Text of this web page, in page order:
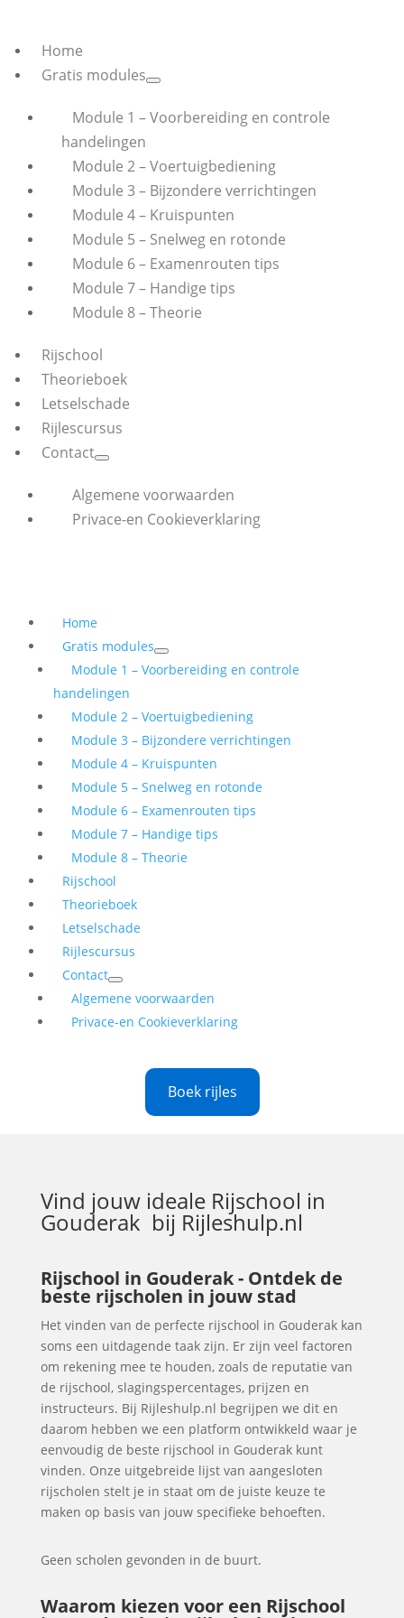
Home
Gratis modules
Module 1 – Voorbereiding en controle
handelingen
Module 2 – Voertuigbediening
Module 3 – Bijzondere verrichtingen
Module 4 – Kruispunten
Module 5 – Snelweg en rotonde
Module 6 – Examenrouten tips
Module 7 – Handige tips
Module 8 – Theorie
Rijschool
Theorieboek
Letselschade
Rijlescursus
Contact
Algemene voorwaarden
Privace-en Cookieverklaring
Home
Gratis modules
Module 1 – Voorbereiding en controle
handelingen
Module 2 – Voertuigbediening
Module 3 – Bijzondere verrichtingen
Module 4 – Kruispunten
Module 5 – Snelweg en rotonde
Module 6 – Examenrouten tips
Module 7 – Handige tips
Module 8 – Theorie
Rijschool
Theorieboek
Letselschade
Rijlescursus
Contact
Algemene voorwaarden
Privace-en Cookieverklaring
Boek rijles
Vind jouw ideale Rijschool in
Gouderak bij Rijleshulp.nl
Rijschool in Gouderak - Ontdek de
beste rijscholen in jouw stad
Het vinden van de perfecte rijschool in Gouderak kan
soms een uitdagende taak zijn. Er zijn veel factoren
om rekening mee te houden, zoals de reputatie van
de rijschool, slagingspercentages, prijzen en
instructeurs. Bij Rijleshulp.nl begrijpen we dit en
daarom hebben we een platform ontwikkeld waar je
eenvoudig de beste rijschool in Gouderak kunt
vinden. Onze uitgebreide lijst van aangesloten
rijscholen stelt je in staat om de juiste keuze te
maken op basis van jouw specifieke behoeften.
Geen scholen gevonden in de buurt.
Waarom kiezen voor een Rijschool